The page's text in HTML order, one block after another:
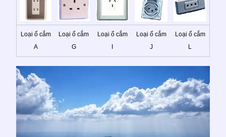
Loại ổ cắm
A
Loại ổ cắm
G
Loại ổ cắm
I
Loại ổ cắm
J
Loại ổ cắm
L